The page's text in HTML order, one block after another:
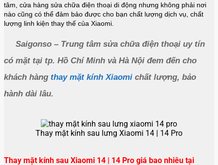
tâm, cửa hàng sửa chữa điện thoại di động nhưng không phải nơi
nào cũng có thể đảm bảo được cho bạn chất lượng dịch vụ, chất
lượng linh kiện thay thế của Xiaomi.
Saigonso – Trung tâm sửa chữa điện thoại uy tín
có mặt tại tp. Hồ Chí Minh và Hà Nội đem đến cho
khách hàng thay mặt kính Xiaomi chất lượng, bảo
hành dài lâu.
Thay mặt kính sau lưng Xiaomi 14 | 14 Pro
Thay mặt kính sau Xiaomi 14 | 14 Pro giá bao nhiêu tại